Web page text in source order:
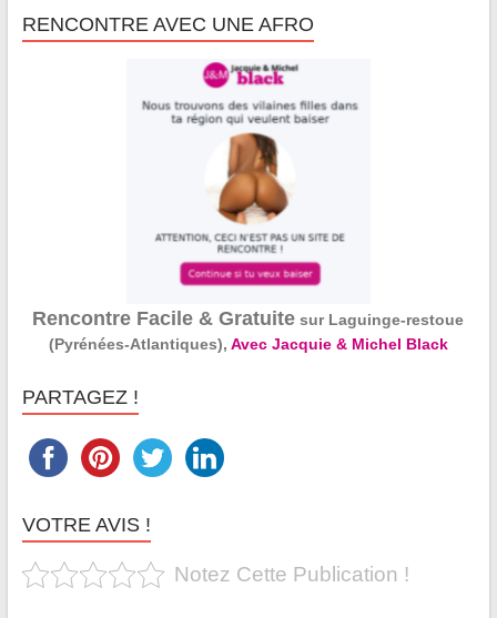
RENCONTRE AVEC UNE AFRO
Rencontre Facile & Gratuite sur Laguinge-restoue
(Pyrénées-Atlantiques), Avec Jacquie & Michel Black
PARTAGEZ !
VOTRE AVIS !
Notez Cette Publication !